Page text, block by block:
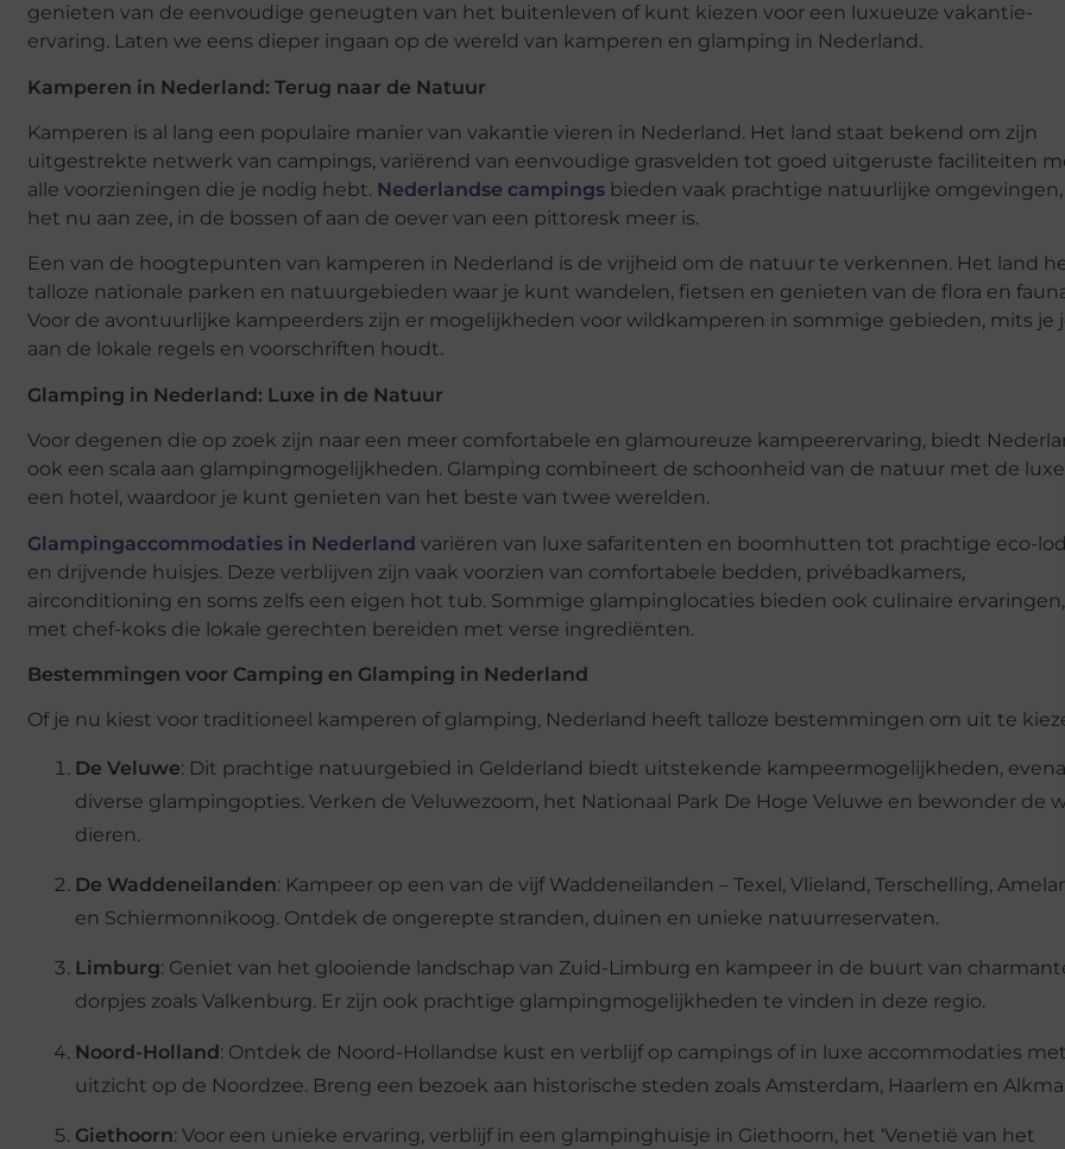
genieten van de eenvoudige geneugten van het buitenleven of kunt kiezen voor een luxueuze vakantie-
ervaring. Laten we eens dieper ingaan op de wereld van kamperen en glamping in Nederland.
Kamperen in Nederland: Terug naar de Natuur
Kamperen is al lang een populaire manier van vakantie vieren in Nederland. Het land staat bekend om zijn
uitgestrekte netwerk van campings, variërend van eenvoudige grasvelden tot goed uitgeruste faciliteiten
alle voorzieningen die je nodig hebt. Nederlandse campings bieden vaak prachtige natuurlijke omgevingen,
het nu aan zee, in de bossen of aan de oever van een pittoresk meer is.
Een van de hoogtepunten van kamperen in Nederland is de vrijheid om de natuur te verkennen. Het land
talloze nationale parken en natuurgebieden waar je kunt wandelen, fietsen en genieten van de flora en
Voor de avontuurlijke kampeerders zijn er mogelijkheden voor wildkamperen in sommige gebieden, mits je
aan de lokale regels en voorschriften houdt.
Glamping in Nederland: Luxe in de Natuur
Voor degenen die op zoek zijn naar een meer comfortabele en glamoureuze kampeerervaring, biedt
ook een scala aan glampingmogelijkheden. Glamping combineert de schoonheid van de natuur met de
een hotel, waardoor je kunt genieten van het beste van twee werelden.
Glampingaccommodaties in Nederland variëren van luxe safaritenten en boomhutten tot prachtige eco-
en drijvende huisjes. Deze verblijven zijn vaak voorzien van comfortabele bedden, privébadkamers,
airconditioning en soms zelfs een eigen hot tub. Sommige glampinglocaties bieden ook culinaire ervaringen,
met chef-koks die lokale gerechten bereiden met verse ingrediënten.
Bestemmingen voor Camping en Glamping in Nederland
Of je nu kiest voor traditioneel kamperen of glamping, Nederland heeft talloze bestemmingen om uit te
De Veluwe: Dit prachtige natuurgebied in Gelderland biedt uitstekende kampeermogelijkheden,
diverse glampingopties. Verken de Veluwezoom, het Nationaal Park De Hoge Veluwe en bewonder de
dieren.
De Waddeneilanden: Kampeer op een van de vijf Waddeneilanden – Texel, Vlieland, Terschelling,
en Schiermonnikoog. Ontdek de ongerepte stranden, duinen en unieke natuurreservaten.
Limburg: Geniet van het glooiende landschap van Zuid-Limburg en kampeer in de buurt van
dorpjes zoals Valkenburg. Er zijn ook prachtige glampingmogelijkheden te vinden in deze regio.
Noord-Holland: Ontdek de Noord-Hollandse kust en verblijf op campings of in luxe accommodaties met
uitzicht op de Noordzee. Breng een bezoek aan historische steden zoals Amsterdam, Haarlem en
Giethoorn: Voor een unieke ervaring, verblijf in een glampinghuisje in Giethoorn, het ‘Venetië van het